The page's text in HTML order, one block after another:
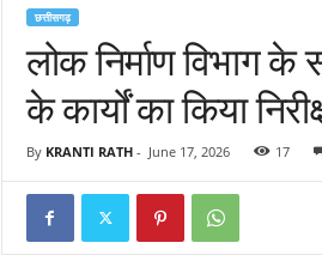
छत्तीसगढ़
लोक निर्माण विभाग के
के कार्यों का किया
By KRANTI RATH- June 17, 2026 17